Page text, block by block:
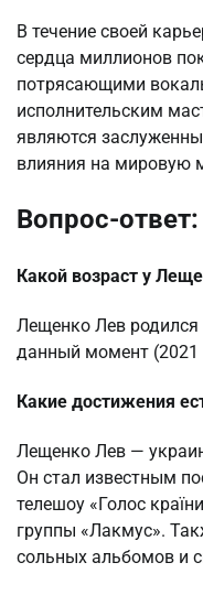
В течение своей
сердца миллионов
потрясающими
исполнительским
являются
влияния на мировую
Вопрос-ответ:
Какой возраст у
Лещенко Лев родился
данный момент (2021
Какие достижения
Лещенко Лев —
Он стал известным
телешоу «Голос
группы «Лакмус».
сольных альбомов и